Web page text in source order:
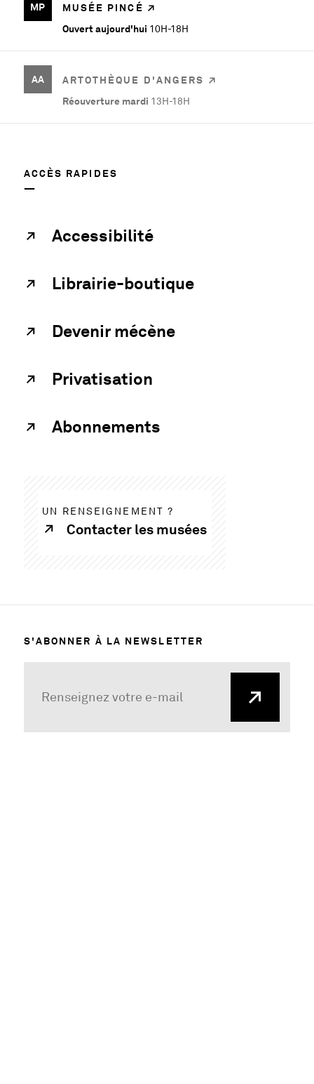
MP
MUSÉE PINCÉ
Ouvert aujourd'hui 10H-18H
AA
ARTOTHÈQUE D'ANGERS
Réouverture mardi 13H-18H
ACCÈS RAPIDES
Accessibilité
Librairie-boutique
Devenir mécène
Privatisation
Abonnements
UN RENSEIGNEMENT ?
Contacter les musées
S'ABONNER À LA NEWSLETTER